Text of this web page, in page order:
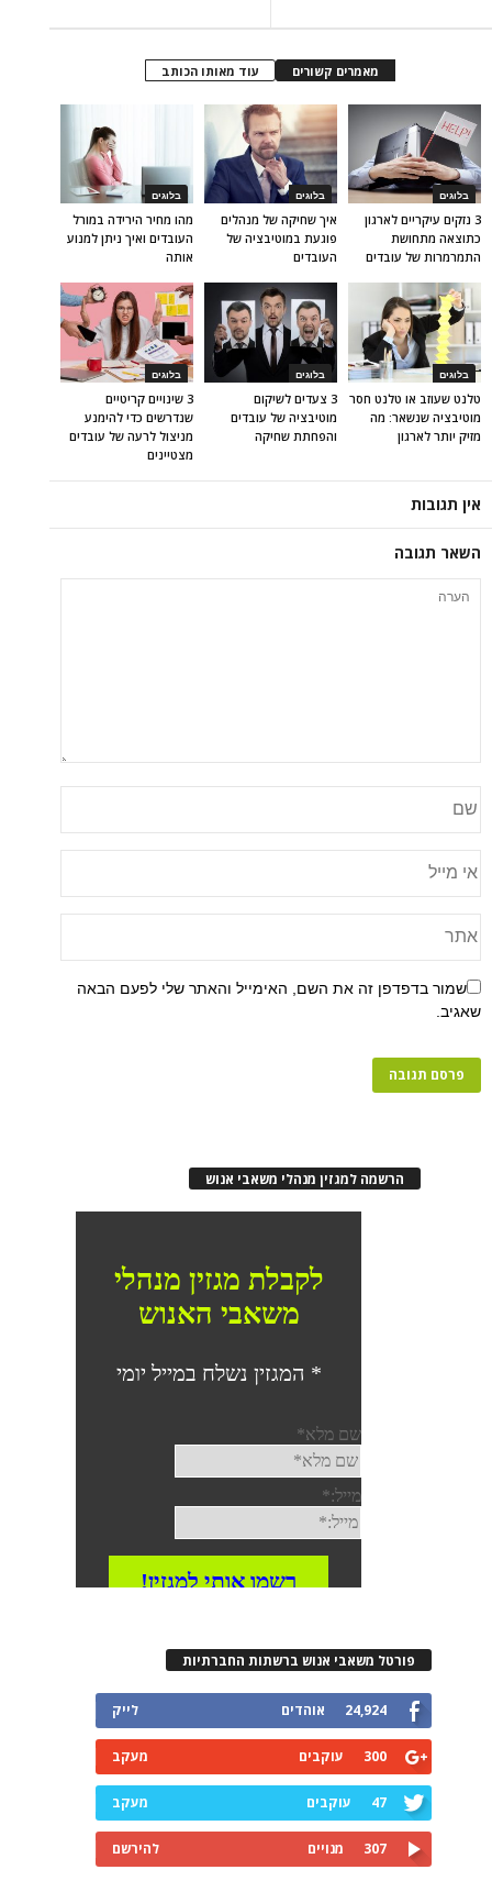
מאמרים קשורים עוד מאותו הכותב
בלוגים
מהו מחיר הירידה במורל
העובדים ואיך ניתן למנוע
אותה
בלוגים
איך שחיקה של מנהלים
פוגעת במוטיבציה של
העובדים
בלוגים
3 נזקים עיקריים לארגון
כתוצאה מתחושת
התמרמרות של עובדים
בלוגים
3 שינויים קריטיים
שנדרשים כדי להימנע
מניצול לרעה של עובדים
מצטיינים
בלוגים
3 צעדים לשיקום
מוטיבציה של עובדים
והפחתת שחיקה
בלוגים
טלנט שעוזב או טלנט חסר
מוטיבציה שנשאר: מה
מזיק יותר לארגון
אין תגובות
השאר תגובה
שמור בדפדפן זה את השם, האימייל והאתר שלי לפעם הבאה
שאגיב.
הרשמה למגזין מנהלי משאבי אנוש
פורטל משאבי אנוש ברשתות החברתיות
24,924 אוהדים לייק
300 עוקבים מעקב
47 עוקבים מעקב
307 מנויים להירשם